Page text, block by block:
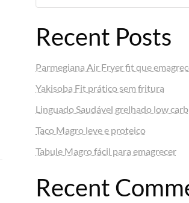
Recent Posts
Parmegiana Air Fryer fit que
Yakisoba Fit prático sem fritura
Linguado Saudável grelhado low carb
Taco Magro leve e proteico
Tabule Magro fácil para emagrecer
Recent